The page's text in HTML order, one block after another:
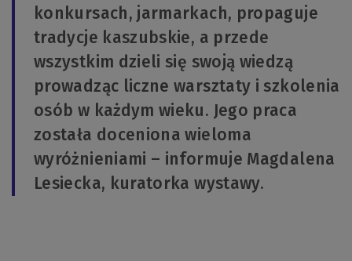
konkursach, jarmarkach, propaguje
tradycje kaszubskie, a przede
wszystkim dzieli się swoją wiedzą
prowadząc liczne warsztaty i szkolenia
osób w każdym wieku. Jego praca
została doceniona wieloma
wyróżnieniami – informuje Magdalena
Lesiecka, kuratorka wystawy.